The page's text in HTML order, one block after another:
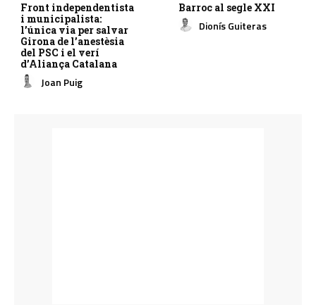
Front independentista
i municipalista:
l’única via per salvar
Girona de l’anestèsia
del PSC i el verí
d’Aliança Catalana
Joan Puig
Barroc al segle XXI
Dionís Guiteras